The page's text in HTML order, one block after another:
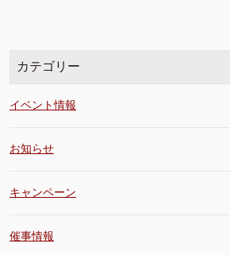
カテゴリー
イベント情報
お知らせ
キャンペーン
催事情報